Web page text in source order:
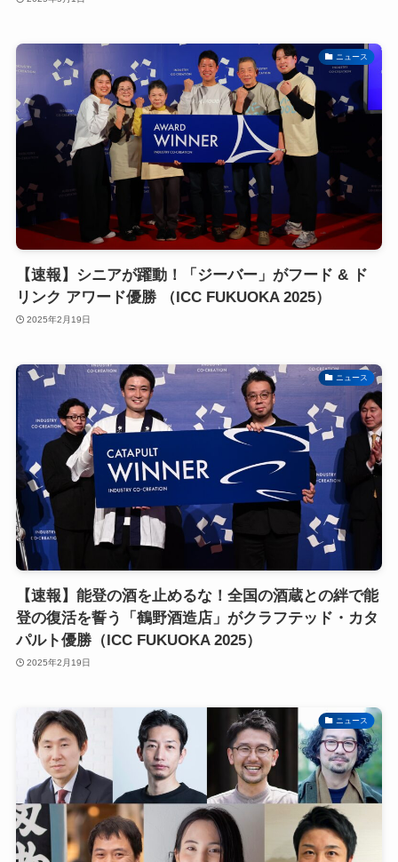
ニュース
【速報】シニアが躍動！「ジーバー」がフード & ド
リンク アワード優勝 （ICC FUKUOKA 2025）
2025年2月19日
ニュース
【速報】能登の酒を止めるな！全国の酒蔵との絆で能
登の復活を誓う「鶴野酒造店」がクラフテッド・カタ
パルト優勝（ICC FUKUOKA 2025）
2025年2月19日
ニュース